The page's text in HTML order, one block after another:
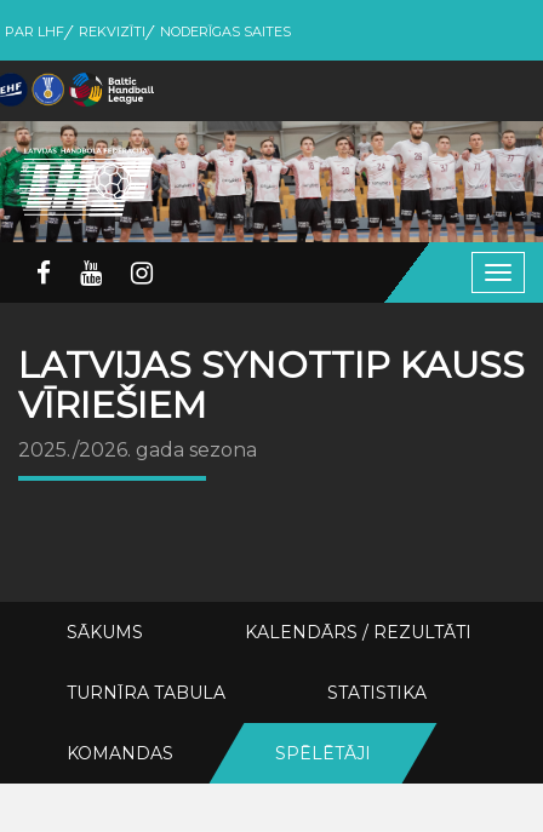
PAR LHF REKVIZĪTI NODERĪGAS SAITES
LATVIJAS SYNOTTIP KAUSS
VĪRIEŠIEM
2025./2026. gada sezona
SĀKUMS KALENDĀRS / REZULTĀTI
TURNĪRA TABULA STATISTIKA
KOMANDAS SPĒLĒTĀJI